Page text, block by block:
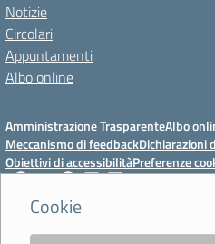
Cookie
Notizie
Circolari
Appuntamenti
Albo online
Amministrazione TrasparenteAlbo
Meccanismo di feedbackDichiarazioni
Obiettivi di accessibilitàPreferenze
Istituto Professionale Statale Socio-